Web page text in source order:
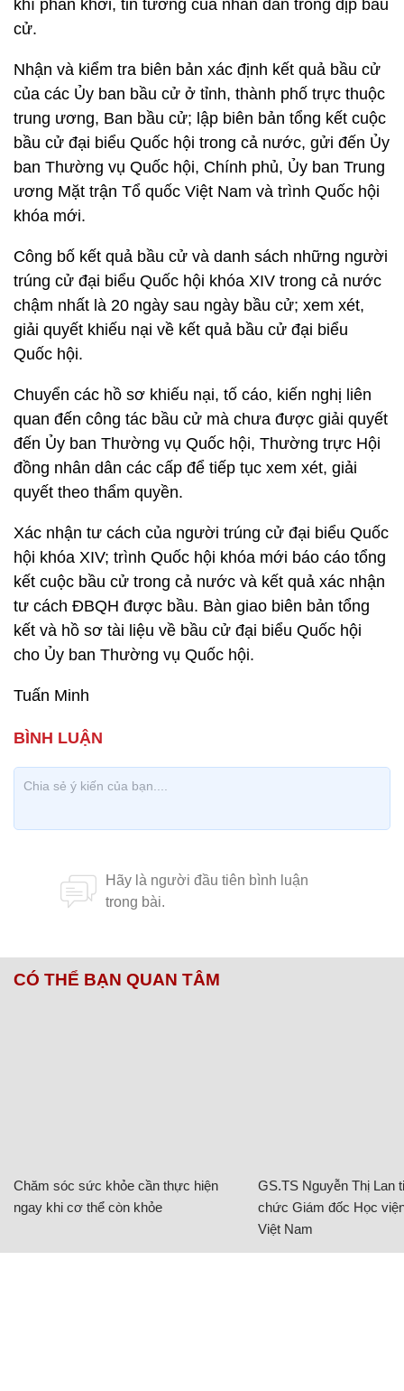
khí phấn khởi, tin tưởng của nhân dân trong dịp bầu
cử.
Nhận và kiểm tra biên bản xác định kết quả bầu cử
của các Ủy ban bầu cử ở tỉnh, thành phố trực thuộc
trung ương, Ban bầu cử; lập biên bản tổng kết cuộc
bầu cử đại biểu Quốc hội trong cả nước, gửi đến Ủy
ban Thường vụ Quốc hội, Chính phủ, Ủy ban Trung
ương Mặt trận Tổ quốc Việt Nam và trình Quốc hội
khóa mới.
Công bố kết quả bầu cử và danh sách những người
trúng cử đại biểu Quốc hội khóa XIV trong cả nước
chậm nhất là 20 ngày sau ngày bầu cử; xem xét,
giải quyết khiếu nại về kết quả bầu cử đại biểu
Quốc hội.
Chuyển các hồ sơ khiếu nại, tố cáo, kiến nghị liên
quan đến công tác bầu cử mà chưa được giải quyết
đến Ủy ban Thường vụ Quốc hội, Thường trực Hội
đồng nhân dân các cấp để tiếp tục xem xét, giải
quyết theo thẩm quyền.
Xác nhận tư cách của người trúng cử đại biểu Quốc
hội khóa XIV; trình Quốc hội khóa mới báo cáo tổng
kết cuộc bầu cử trong cả nước và kết quả xác nhận
tư cách ĐBQH được bầu. Bàn giao biên bản tổng
kết và hồ sơ tài liệu về bầu cử đại biểu Quốc hội
cho Ủy ban Thường vụ Quốc hội.
Tuấn Minh
CÓ THỂ BẠN QUAN TÂM
Chăm sóc sức khỏe cần thực hiện
ngay khi cơ thể còn khỏe
GS.TS Nguyễn Thị Lan
chức Giám đốc Học
Việt Nam